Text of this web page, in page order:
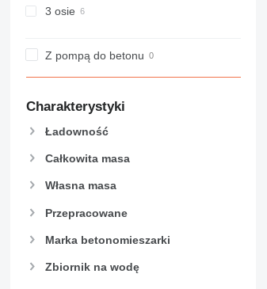
3 osie
Z pompą do betonu
Charakterystyki
Ładowność
Całkowita masa
Własna masa
Przepracowane
Marka betonomieszarki
Zbiornik na wodę